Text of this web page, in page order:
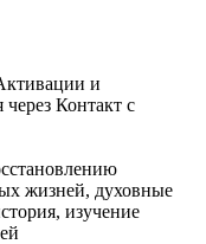
и
Контакт с
жизней, духовные
изучение